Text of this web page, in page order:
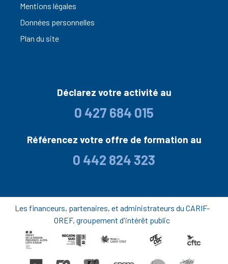
Mentions légales
Données personnelles
Plan du site
Déclarez votre activité au
0 427 684 015
Référencez votre offre de formation au
0 442 824 323
Les financeurs, partenaires, et administrateurs du CARIF-
OREF, groupement d'intérêt public